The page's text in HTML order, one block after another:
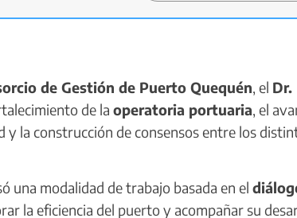
de Gestión de Puerto Quequén, el Dr.
de la operatoria portuaria, el
y la construcción de consensos entre los
una modalidad de trabajo basada en el
la eficiencia del puerto y acompañar su